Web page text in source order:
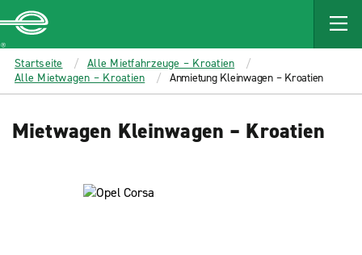
MAIN
CONTENT
Enterprise
Startseite
Alle Mietfahrzeuge – Kroatien
Alle Mietwagen – Kroatien
Anmietung Kleinwagen – Kroatien
Mietwagen Kleinwagen – Kroatien